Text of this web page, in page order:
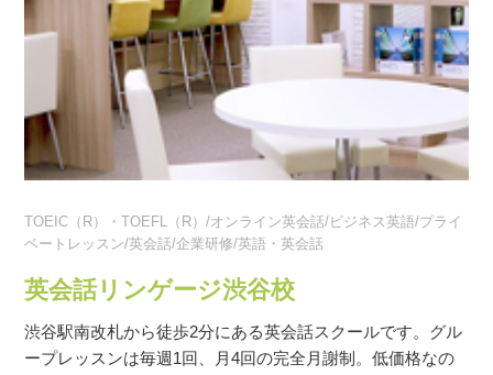
TOEIC（R）・TOEFL（R）/オンライン英会話/ビジネス英語/プライ
ベートレッスン/英会話/企業研修/英語・英会話
英会話リンゲージ渋谷校
渋谷駅南改札から徒歩2分にある英会話スクールです。グル
ープレッスンは毎週1回、月4回の完全月謝制。低価格なの